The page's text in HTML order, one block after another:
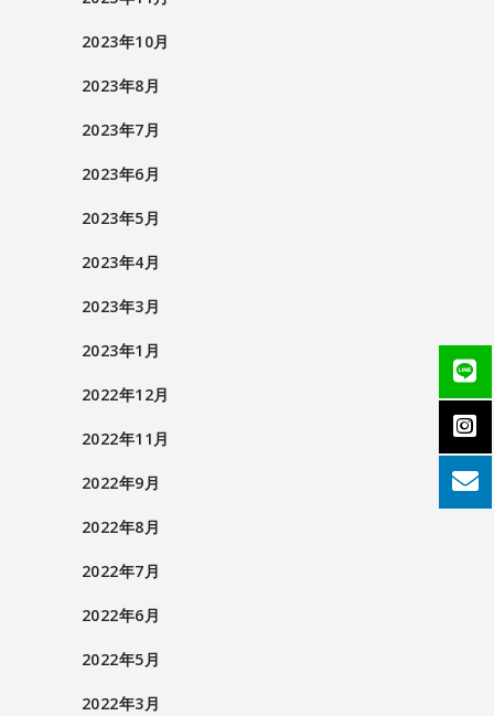
2023年10月
2023年8月
2023年7月
2023年6月
2023年5月
2023年4月
2023年3月
2023年1月
2022年12月
2022年11月
2022年9月
2022年8月
2022年7月
2022年6月
2022年5月
2022年3月